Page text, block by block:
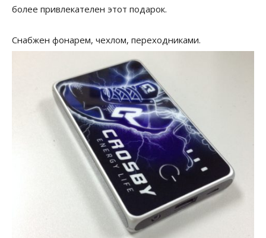
более привлекателен этот подарок.
Снабжен фонарем, чехлом, переходниками.